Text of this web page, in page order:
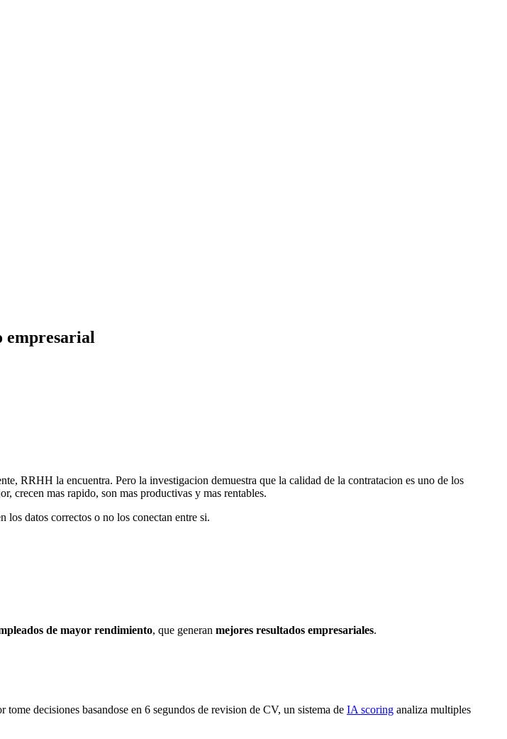
empresarial
RRHH la encuentra. Pero la investigacion demuestra que la calidad de la contratacion es uno de los
crecen mas rapido, son mas productivas y mas rentables.
los datos correctos o no los conectan entre si.
de mayor rendimiento, que generan mejores resultados empresariales.
decisiones basandose en 6 segundos de revision de CV, un sistema de IA scoring analiza multiples